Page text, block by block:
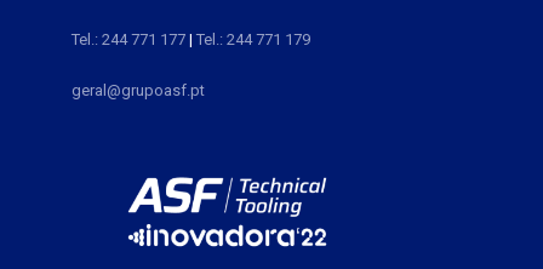
Tel.: 244 771 177| Tel.: 244 771 179
geral@grupoasf.pt